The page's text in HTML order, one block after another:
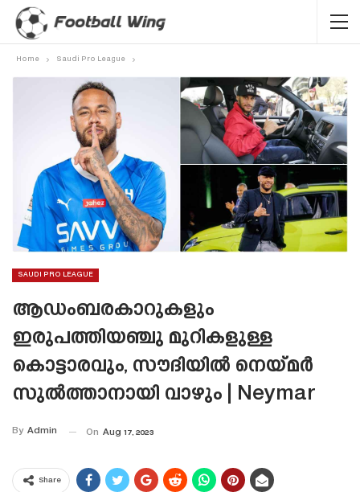
Home Saudi Pro League
SAUDI PRO LEAGUE
ആഡംബരകാറുകളും
ഇരുപത്തിയഞ്ചു മുറികളുള്ള
കൊട്ടാരവും, സൗദിയിൽ നെയ്‌മർ
സുൽത്താനായി വാഴും | Neymar
By Admin On Aug 17, 2023
Share